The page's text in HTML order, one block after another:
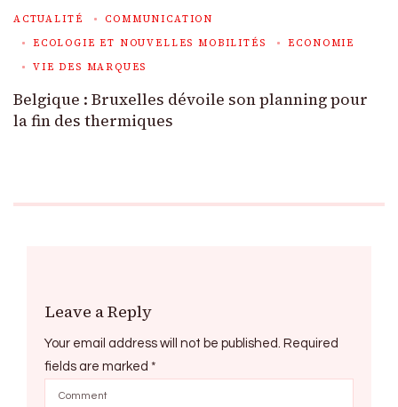
ACTUALITÉ
COMMUNICATION
ECOLOGIE ET NOUVELLES MOBILITÉS
ECONOMIE
VIE DES MARQUES
Belgique : Bruxelles dévoile son planning pour
la fin des thermiques
Leave a Reply
Your email address will not be published.
Required
fields are marked *